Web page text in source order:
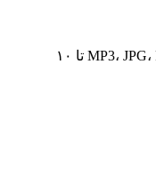
فرمت‌های MP3، JPG، PNG، WEBP، MP4، MKV تا ۱۰